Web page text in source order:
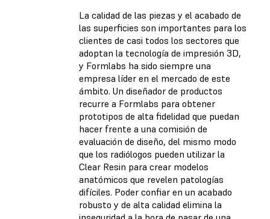
La calidad de las piezas y el acabado de
las superficies son importantes para los
clientes de casi todos los sectores que
adoptan la tecnología de impresión 3D,
y Formlabs ha sido siempre una
empresa líder en el mercado de este
ámbito. Un diseñador de productos
recurre a Formlabs para obtener
prototipos de alta fidelidad que puedan
hacer frente a una comisión de
evaluación de diseño, del mismo modo
que los radiólogos pueden utilizar la
Clear Resin para crear modelos
anatómicos que revelen patologías
difíciles. Poder confiar en un acabado
robusto y de alta calidad elimina la